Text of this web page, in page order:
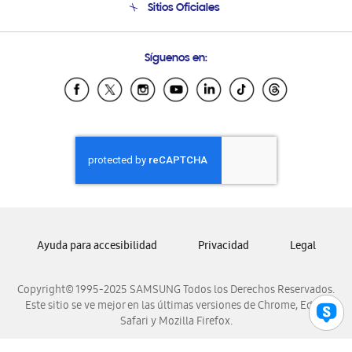
Condiciones de Compra
Soporte vía eMail
Sitios Oficiales
Samsung Ecuador
Samsung El Salvador
Samsung Honduras
Samsung Nicaragua
Samsung Panamá
Samsung Venezuela
Síguenos en:
Copyright© 1995-2025 SAMSUNG Todos los Derechos Reservados.
Este sitio se ve mejor en las últimas versiones de Chrome, Edge,
Safari y Mozilla Firefox.
Ayuda para accesibilidad Privacidad Legal